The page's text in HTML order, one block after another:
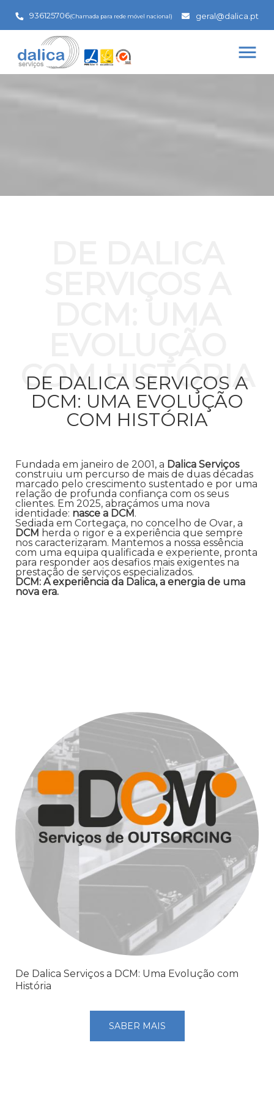
936125706(Chamada para rede móvel nacional) geral@dalica.pt
menu
COM HISTÓRIA
DE DALICA SERVIÇOS A
DCM: UMA EVOLUÇÃO
COM HISTÓRIA
Fundada em janeiro de 2001, a Dalica Serviços
construiu um percurso de mais de duas décadas
marcado pelo crescimento sustentado e por uma
relação de profunda confiança com os seus
clientes. Em 2025, abraçámos uma nova
identidade: nasce a DCM.
Sediada em Cortegaça, no concelho de Ovar, a
DCM herda o rigor e a experiência que sempre
nos caracterizaram. Mantemos a nossa essência
com uma equipa qualificada e experiente, pronta
para responder aos desafios mais exigentes na
prestação de serviços especializados.
DCM: A experiência da Dalica, a energia de uma
nova era.
De Dalica Serviços a DCM: Uma Evolução com
História
SABER MAIS